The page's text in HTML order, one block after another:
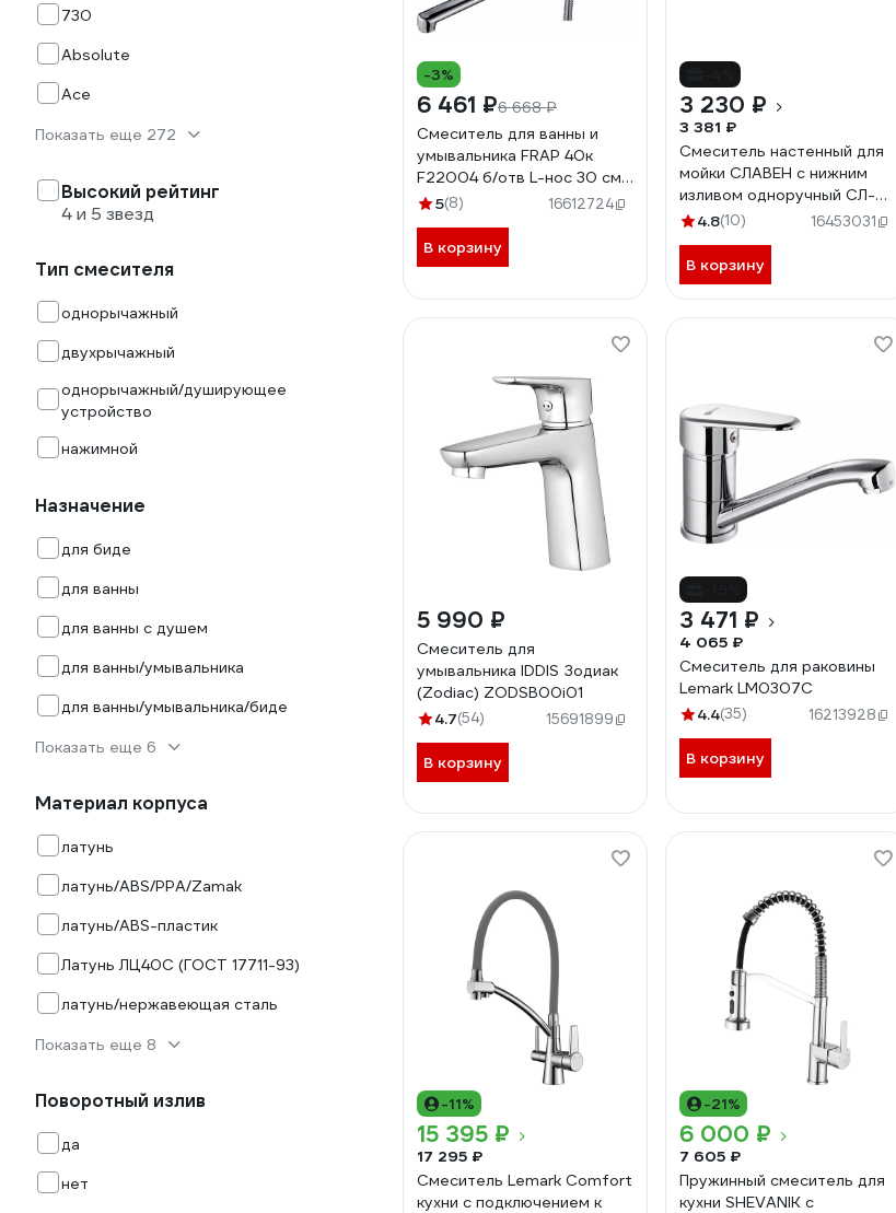
730
Absolute
Ace
Показать еще 272
Высокий рейтинг
4 и 5 звезд
Тип смесителя
однорычажный
двухрычажный
однорычажный/душирующее
устройство
нажимной
Назначение
для биде
для ванны
для ванны с душем
для ванны/умывальника
для ванны/умывальника/биде
Показать еще 6
Материал корпуса
латунь
латунь/ABS/PPA/Zamak
латунь/ABS-пластик
Латунь ЛЦ40C (ГОСТ 17711-93)
латунь/нержавеющая сталь
Показать еще 8
Поворотный излив
да
нет
-3%
6 461 ₽6 668 ₽
Смеситель для ванны и
умывальника FRAP 40к
F22004 б/отв L-нос 30 см
531230
5(8) 16612724
В корзину
3 230 ₽
3 381 ₽
Смеситель настенный для
мойки СЛАВЕН с нижним
изливом одноручный СЛ-
ОД-П24
4.8(10) 16453031
В корзину
5 990 ₽
Смеситель для
умывальника IDDIS Зодиак
(Zodiac) ZODSB00i01
4.7(54) 15691899
В корзину
3 471 ₽
4 065 ₽
Смеситель для раковины
Lemark LM0307C
4.4(35) 16213928
В корзину
-11%
15 395 ₽
17 295 ₽
Смеситель Lemark Comfort
кухни с подключением к
-21%
6 000 ₽
7 605 ₽
Пружинный смеситель для
кухни SHEVANIK с